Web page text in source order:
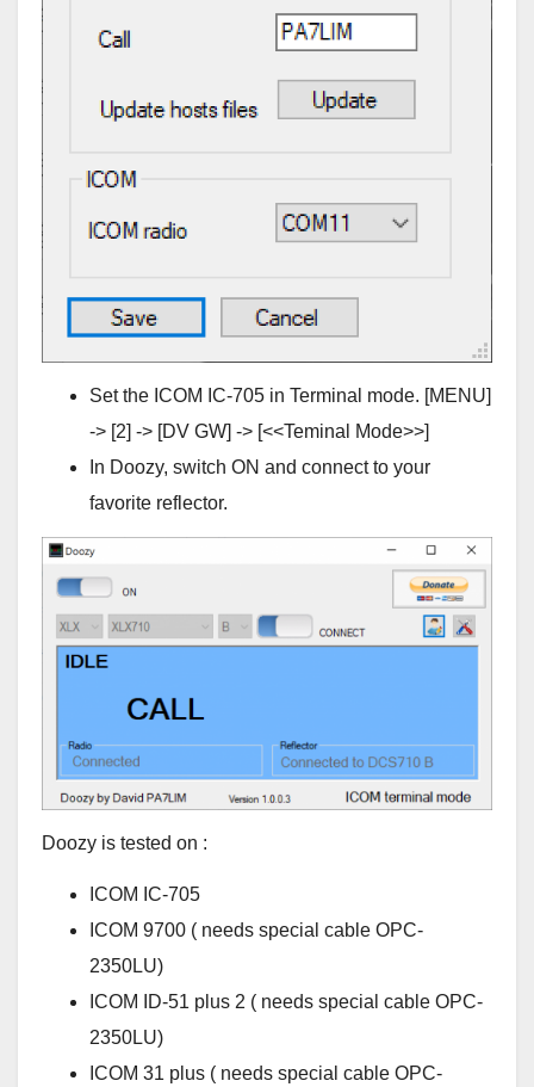
Set the ICOM IC-705 in Terminal mode. [MENU]
-> [2] -> [DV GW] -> [<<Teminal Mode>>]
In Doozy, switch ON and connect to your
favorite reflector.
Doozy is tested on :
ICOM IC-705
ICOM 9700 ( needs special cable OPC-
2350LU)
ICOM ID-51 plus 2 ( needs special cable OPC-
2350LU)
ICOM 31 plus ( needs special cable OPC-